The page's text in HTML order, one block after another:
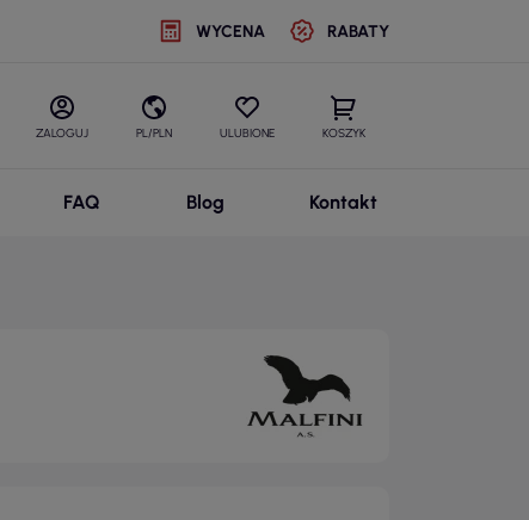
WYCENA RABATY
ZALOGUJ PL/PLN ULUBIONE KOSZYK
FAQ Blog Kontakt